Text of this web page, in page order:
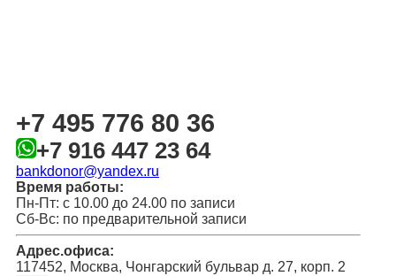
+7 495 776 80 36
+7 916 447 23 64
bankdonor@yandex.ru
Время работы:
Пн-Пт: с 10.00 до 24.00 по записи
Сб-Вс: по предварительной записи
Адрес.офиса:
117452, Москва, Чонгарский бульвар д. 27, корп. 2